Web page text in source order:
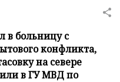
в больницу с
конфликта,
на севере
в ГУ МВД по